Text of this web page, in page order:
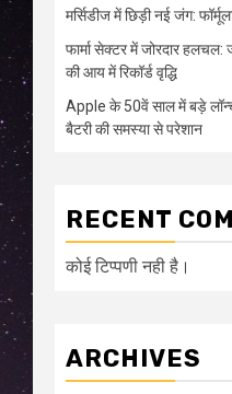
मर्सिडीज में छिड़ी नई जंग:
फार्मा सेक्टर में जोरदार
की आय में रिकॉर्ड वृद्धि
Apple के 50वें साल में बड़े
बैटरी की समस्या से परेशान
RECENT
कोई टिप्पणी नही है।
ARCHIVES